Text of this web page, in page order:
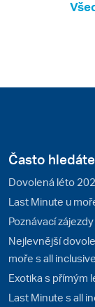
Často hledáte
Dovolená léto
Last Minute u
Poznávací zájezdy
Nejlevnější
moře s all inclusive
Exotika s přímým
Last Minute s all